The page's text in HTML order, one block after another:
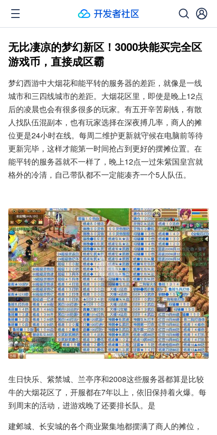
无比凄凉的梦幻新区！3000块能买完全区
游戏币，直接成区霸
梦幻西游中大烟花和能平转的服务器的差距，就像是一线
城市和三四线城市的差距。大烟花区里，即使是晚上12点
后的凌晨也会有很多很多的玩家。有五开辛苦刷钱，有散
人找队伍混副本，也有玩家选择在深夜搏几率，商人的摊
位更是24小时在线。每周二维护更新就守候在电脑前等待
更新完毕，这样才能第一时间抢占到更好的摆摊位置。在
能平转的服务器就不一样了，晚上12点一过朱紫国皇宫就
格外的冷清，自己带队都不一定能凑齐一个5人队伍。
生日快乐、紫禁城、兰亭序和2008这些服务器都算是比较
牛的大烟花区了，开服都在7年以上，依旧保持着火爆。每
到周末的活动，进游戏晚了还要排长队。是
建邺城、长安城的各个商业聚集地都摆满了商人的摊位，